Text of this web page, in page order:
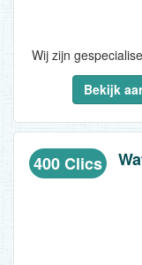
Bekijk
400 Clics